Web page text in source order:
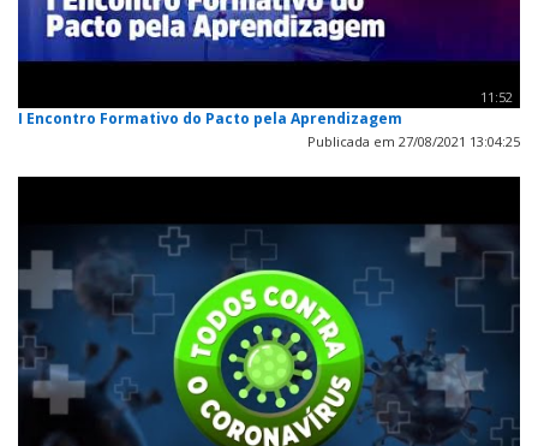
11:52
I Encontro Formativo do Pacto pela Aprendizagem
Publicada em 27/08/2021 13:04:25